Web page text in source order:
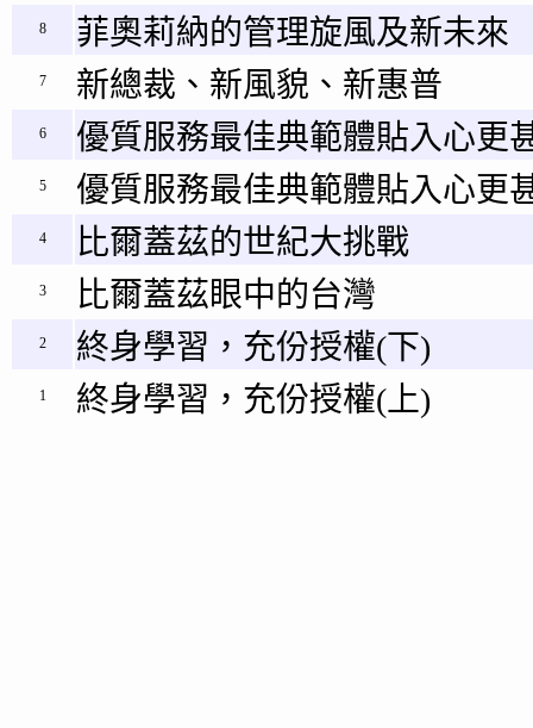
8 菲奧莉納的管理旋風及新未來
7 新總裁、新風貌、新惠普
6 優質服務最佳典範體貼入心更
5 優質服務最佳典範體貼入心更
4 比爾蓋茲的世紀大挑戰
3 比爾蓋茲眼中的台灣
2 終身學習，充份授權(下)
1 終身學習，充份授權(上)